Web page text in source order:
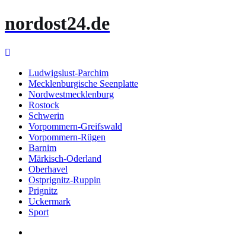
Inhalt
nordost24.de
Ludwigslust-Parchim
Mecklenburgische Seenplatte
Nordwestmecklenburg
Rostock
Schwerin
Vorpommern-Greifswald
Vorpommern-Rügen
Barnim
Märkisch-Oderland
Oberhavel
Ostprignitz-Ruppin
Prignitz
Uckermark
Sport